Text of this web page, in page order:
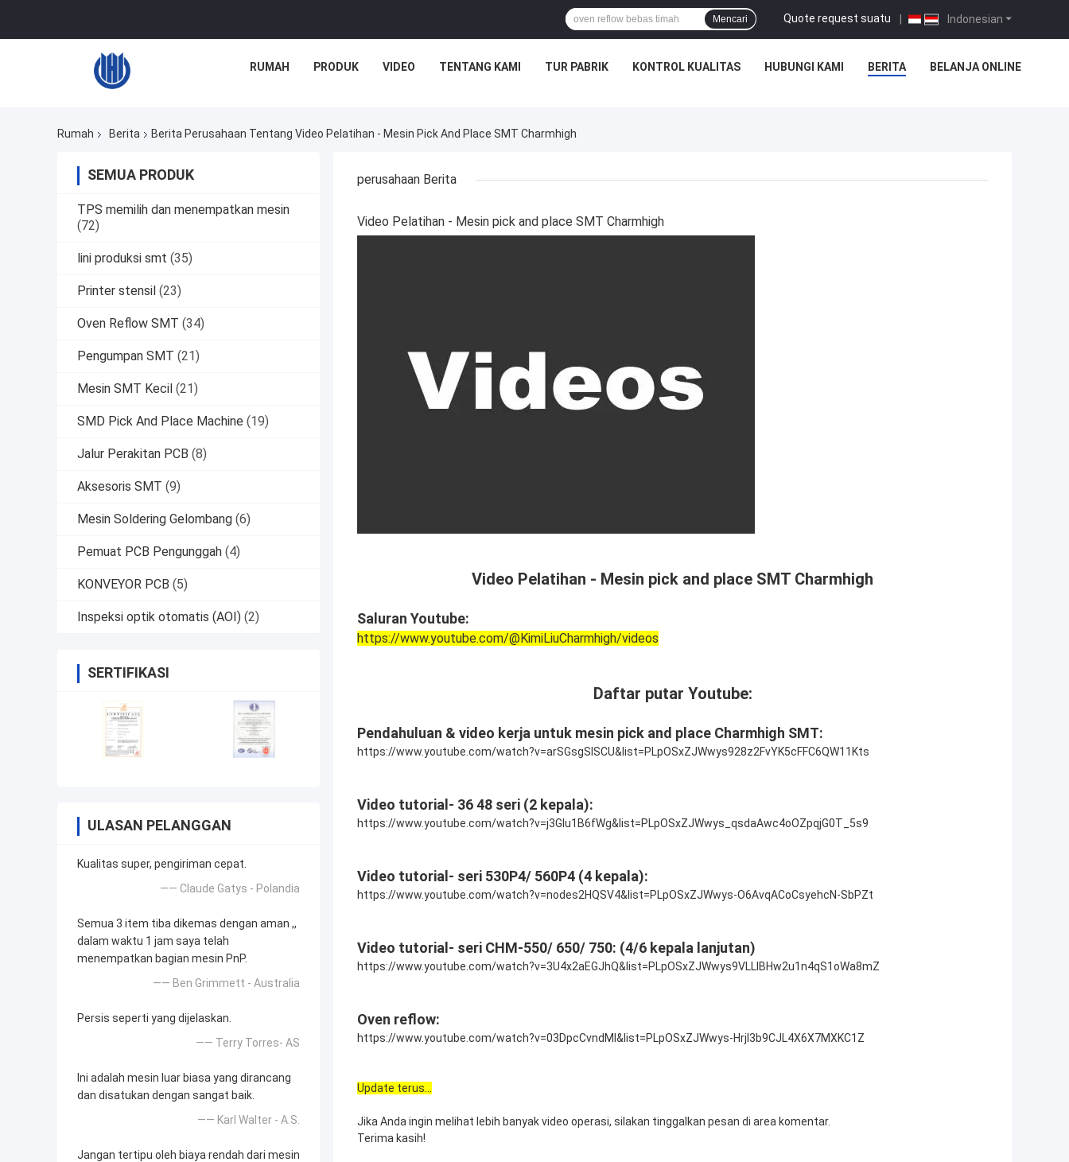
Indonesian
Quote request suatu |
Mencari
RUMAH PRODUK VIDEO TENTANG KAMI TUR PABRIK KONTROL KUALITAS HUBUNGI KAMI BERITA BELANJA ONLINE
Rumah Berita Berita Perusahaan Tentang Video Pelatihan - Mesin Pick And Place SMT Charmhigh
SEMUA PRODUK
TPS memilih dan menempatkan mesin
(72)
lini produksi smt (35)
Printer stensil (23)
Oven Reflow SMT (34)
Pengumpan SMT (21)
Mesin SMT Kecil (21)
SMD Pick And Place Machine (19)
Jalur Perakitan PCB (8)
Aksesoris SMT (9)
Mesin Soldering Gelombang (6)
Pemuat PCB Pengunggah (4)
KONVEYOR PCB (5)
Inspeksi optik otomatis (AOI) (2)
SERTIFIKASI
ULASAN PELANGGAN
Kualitas super, pengiriman cepat.
—— Claude Gatys - Polandia
Semua 3 item tiba dikemas dengan aman ,,
dalam waktu 1 jam saya telah
menempatkan bagian mesin PnP.
—— Ben Grimmett - Australia
Persis seperti yang dijelaskan.
—— Terry Torres- AS
Ini adalah mesin luar biasa yang dirancang
dan disatukan dengan sangat baik.
—— Karl Walter - A.S.
Jangan tertipu oleh biaya rendah dari mesin
perusahaan Berita
Video Pelatihan - Mesin pick and place SMT Charmhigh
Video Pelatihan - Mesin pick and place SMT Charmhigh
Saluran Youtube:
https://www.youtube.com/@KimiLiuCharmhigh/videos
Daftar putar Youtube:
Pendahuluan & video kerja untuk mesin pick and place Charmhigh SMT:
https://www.youtube.com/watch?v=arSGsgSISCU&list=PLpOSxZJWwys928z2FvYK5cFFC6QW11Kts
Video tutorial- 36 48 seri (2 kepala):
https://www.youtube.com/watch?v=j3GIu1B6fWg&list=PLpOSxZJWwys_qsdaAwc4oOZpqjG0T_5s9
Video tutorial- seri 530P4/ 560P4 (4 kepala):
https://www.youtube.com/watch?v=nodes2HQSV4&list=PLpOSxZJWwys-O6AvqACoCsyehcN-SbPZt
Video tutorial- seri CHM-550/ 650/ 750: (4/6 kepala lanjutan)
https://www.youtube.com/watch?v=3U4x2aEGJhQ&list=PLpOSxZJWwys9VLLlBHw2u1n4qS1oWa8mZ
Oven reflow:
https://www.youtube.com/watch?v=03DpcCvndMI&list=PLpOSxZJWwys-Hrjl3b9CJL4X6X7MXKC1Z
Update terus...
Jika Anda ingin melihat lebih banyak video operasi, silakan tinggalkan pesan di area komentar.
Terima kasih!